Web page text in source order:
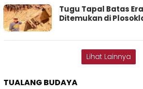
Tugu Tapal Batas
Ditemukan di
Lihat Lainnya
TUALANG BUDAYA